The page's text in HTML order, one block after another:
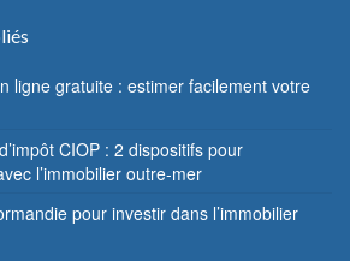
ligne gratuite : estimer facilement votre
CIOP : 2 dispositifs pour
l’immobilier outre-mer
pour investir dans l’immobilier